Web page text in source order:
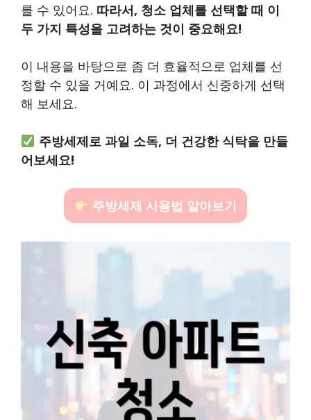
를 수 있어요. 따라서, 청소 업체를 선택할 때 이
두 가지 특성을 고려하는 것이 중요해요!
이 내용을 바탕으로 좀 더 효율적으로 업체를 선
정할 수 있을 거예요. 이 과정에서 신중하게 선택
해 보세요.
주방세제로 과일 소독, 더 건강한 식탁을 만들
어보세요!
주방세제 사용법 알아보기